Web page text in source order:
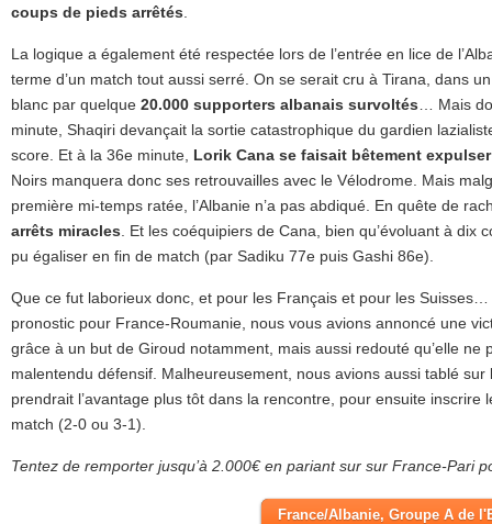
coups de pieds arrêtés
La logique a également été respectée lors de l’entrée en lice de
terme d’un match tout aussi serré. On se serait cru à Tirana, dans
blanc par quelque 20.000 supporters albanais survoltés … Mais
minute, Shaqiri devançait la sortie catastrophique du gardien
score. Et à la 36e minute, Lorik Cana se faisait bêtement expulser
Noirs manquera donc ses retrouvailles avec le Vélodrome. Mais
première mi-temps ratée, l’Albanie n’a pas abdiqué. En quête de
arrêts miracles . Et les coéquipiers de Cana, bien qu’évoluant à dix
pu égaliser en fin de match (par Sadiku 77e puis Gashi 86e).
Que ce fut laborieux donc, et pour les Français et pour les
pronostic pour France-Roumanie, nous vous avions annoncé une
grâce à un but de Giroud notamment, mais aussi redouté qu’elle ne
malentendu défensif. Malheureusement, nous avions aussi tablé sur
prendrait l’avantage plus tôt dans la rencontre, pour ensuite inscrire
match (2-0 ou 3-1).
Tentez de remporter jusqu’à 2.000€ en pariant sur sur France-Pari
France/Albanie, Groupe A de